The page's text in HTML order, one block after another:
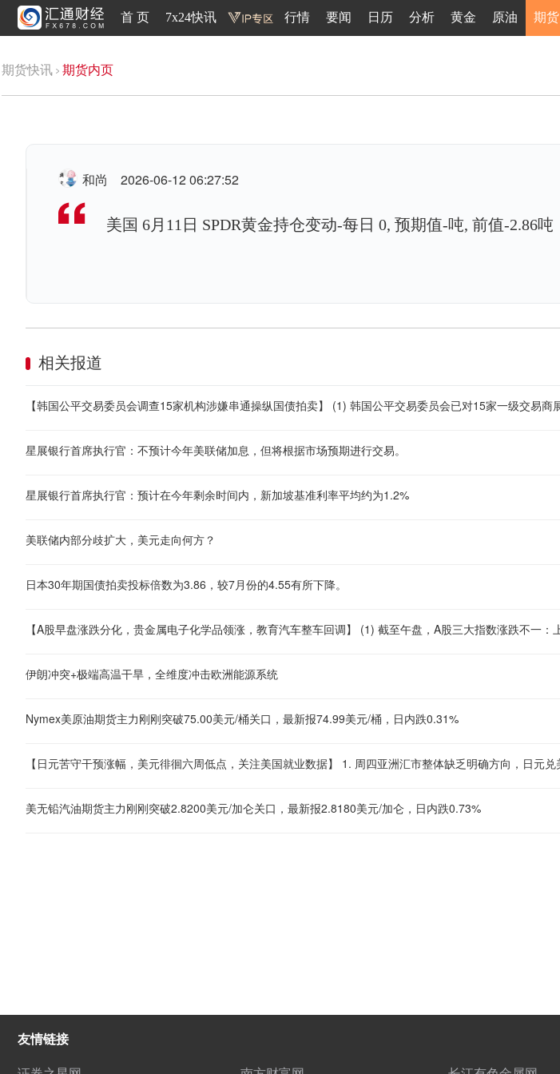
首 页 7x24快讯 行情 要闻 日历 分析 黄金 原油 期货
期货快讯 期货内页
和尚 2026-06-12 06:27:52
美国 6月11日 SPDR黄金持仓变动-每日 0, 预期值-吨, 前值-2.86吨
相关报道
星展银行首席执行官：不预计今年美联储加息，但将根据市场预期进行交易。
星展银行首席执行官：预计在今年剩余时间内，新加坡基准利率平均约为1.2%
美联储内部分歧扩大，美元走向何方？
日本30年期国债拍卖投标倍数为3.86，较7月份的4.55有所下降。
伊朗冲突+极端高温干旱，全维度冲击欧洲能源系统
Nymex美原油期货主力刚刚突破75.00美元/桶关口，最新报74.99美元/桶，日内跌0.31%
美无铅汽油期货主力刚刚突破2.8200美元/加仑关口，最新报2.8180美元/加仑，日内跌0.73%
友情链接